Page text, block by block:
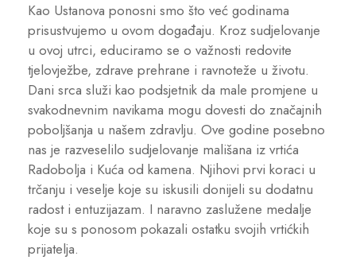
Kao Ustanova ponosni smo što već godinama
prisustvujemo u ovom događaju. Kroz sudjelovanje
u ovoj utrci, educiramo se o važnosti redovite
tjelovježbe, zdrave prehrane i ravnoteže u životu.
Dani srca služi kao podsjetnik da male promjene u
svakodnevnim navikama mogu dovesti do značajnih
poboljšanja u našem zdravlju. Ove godine posebno
nas je razveselilo sudjelovanje mališana iz vrtića
Radobolja i Kuća od kamena. Njihovi prvi koraci u
trčanju i veselje koje su iskusili donijeli su dodatnu
radost i entuzijazam. I naravno zaslužene medalje
koje su s ponosom pokazali ostatku svojih vrtićkih
prijatelja.